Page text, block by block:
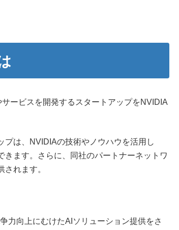
ービスを開発するスタートアップをNVIDIA
は、NVIDIAの技術やノウハウを活用し
ます。さらに、同社のパートナーネットワ
れます。
力向上にむけたAIソリューション提供をさ